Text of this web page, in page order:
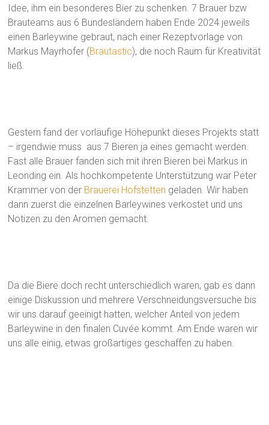
Idee, ihm ein besonderes Bier zu schenken. 7 Brauer bzw
Brauteams aus 6 Bundesländern haben Ende 2024 jeweils
einen Barleywine gebraut, nach einer Rezeptvorlage von
Markus Mayrhofer (Brautastic), die noch Raum für Kreativität
ließ.
Gestern fand der vorläufige Höhepunkt dieses Projekts statt
– irgendwie muss aus 7 Bieren ja eines gemacht werden.
Fast alle Brauer fanden sich mit ihren Bieren bei Markus in
Leonding ein. Als hochkompetente Unterstützung war Peter
Krammer von der Brauerei Hofstetten geladen. Wir haben
dann zuerst die einzelnen Barleywines verkostet und uns
Notizen zu den Aromen gemacht.
Da die Biere doch recht unterschiedlich waren, gab es dann
einige Diskussion und mehrere Verschneidungsversuche bis
wir uns darauf geeinigt hatten, welcher Anteil von jedem
Barleywine in den finalen Cuvée kommt. Am Ende waren wir
uns alle einig, etwas großartiges geschaffen zu haben.